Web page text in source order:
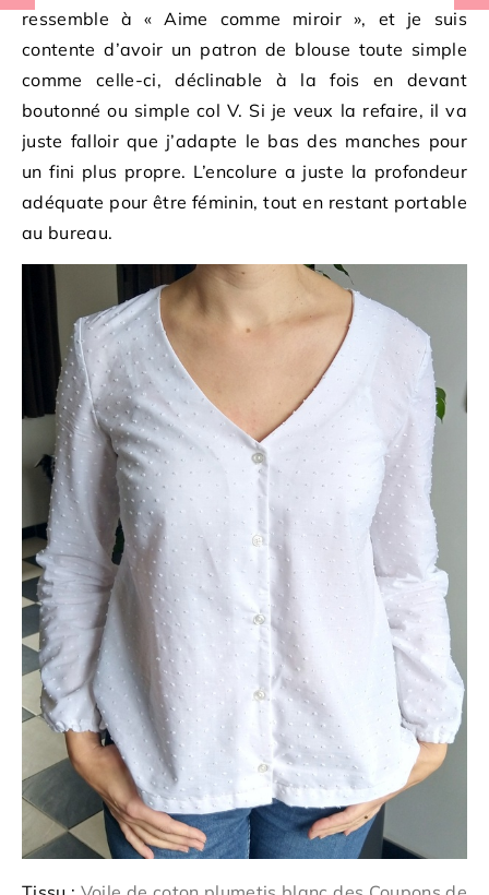
ressemble à « Aime comme miroir », et je suis
contente d’avoir un patron de blouse toute simple
comme celle-ci, déclinable à la fois en devant
boutonné ou simple col V. Si je veux la refaire, il va
juste falloir que j’adapte le bas des manches pour
un fini plus propre. L’encolure a juste la profondeur
adéquate pour être féminin, tout en restant portable
au bureau.